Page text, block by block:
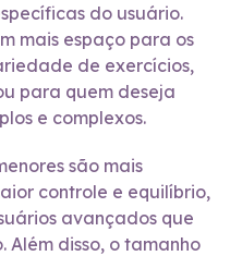
do usuário.
mais espaço para os
de exercícios,
para quem deseja
e complexos.
são mais
controle e equilíbrio,
avançados que
Além disso, o tamanho